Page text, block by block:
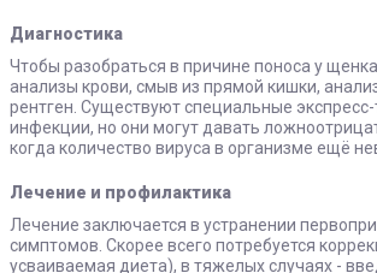
Диагностика
Чтобы разобраться в причине поноса у
анализы крови, смыв из прямой кишки,
рентген. Существуют специальные
инфекции, но они могут давать
когда количество вируса в организме ещё
Лечение и профилактика
Лечение заключается в устранении
симптомов. Скорее всего потребуется
усваиваемая диета), в тяжелых случаях -